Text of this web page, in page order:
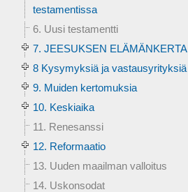
testamentissa
6. Uusi testamentti
7. JEESUKSEN ELÄMÄNKERTA
8 Kysymyksiä ja vastausyrityksiä
9. Muiden kertomuksia
10. Keskiaika
11. Renesanssi
12. Reformaatio
13. Uuden maailman valloitus
14. Uskonsodat